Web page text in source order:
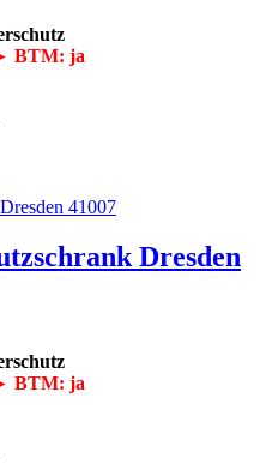
BTM: ja
Dresden
BTM: ja